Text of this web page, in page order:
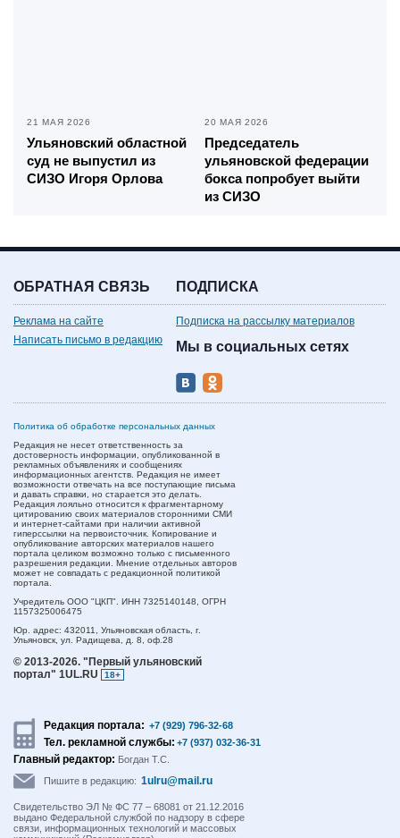
21 МАЯ 2026
Ульяновский областной
суд не выпустил из
СИЗО Игоря Орлова
20 МАЯ 2026
Председатель
ульяновской федерации
бокса попробует выйти
из СИЗО
ОБРАТНАЯ СВЯЗЬ
Реклама на сайте
Написать письмо в редакцию
ПОДПИСКА
Подписка на рассылку материалов
Мы в социальных сетях
Политика об обработке персональных данных
Редакция не несет ответственность за
достоверность информации, опубликованной в
рекламных объявлениях и сообщениях
информационных агентств. Редакция не имеет
возможности отвечать на все поступающие письма
и давать справки, но старается это делать.
Редакция лояльно относится к фрагментарному
цитированию своих материалов сторонними СМИ
и интернет-сайтами при наличии активной
гиперссылки на первоисточник. Копирование и
опубликование авторских материалов нашего
портала целиком возможно только с письменного
разрешения редакции. Мнение отдельных авторов
может не совпадать с редакционной политикой
портала.
Учредитель ООО "ЦКП". ИНН 7325140148, ОГРН
1157325006475
Юр. адрес: 432011, Ульяновская область, г.
Ульяновск, ул. Радищева, д. 8, оф.28
© 2013-2026. "Первый ульяновский
портал" 1UL.RU
18+
Редакция портала: +7 (929) 796-32-68
Тел. рекламной службы: +7 (937) 032-36-31
Главный редактор: Богдан Т.С.
Пишите в редакцию: 1ulru@mail.ru
Свидетельство ЭЛ № ФС 77 – 68081 от 21.12.2016
выдано Федеральной службой по надзору в сфере
связи, информационных технологий и массовых